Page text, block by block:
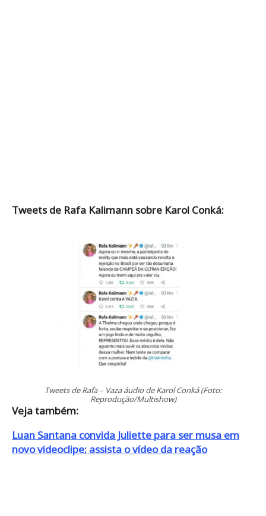
Tweets de Rafa Kalimann sobre Karol Conká:
Tweets de Rafa – Vaza áudio de Karol Conká (Foto:
Reprodução/Multishow)
Veja também:
Luan Santana convida Juliette para ser musa em
novo videoclipe; assista o vídeo da reação